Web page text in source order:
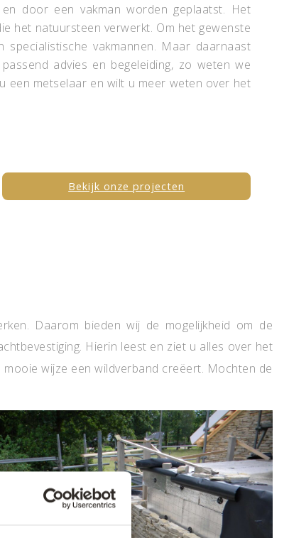
door een vakman worden geplaatst. Het
het natuursteen verwerkt. Om het gewenste
vakmannen. Maar daarnaast
advies en begeleiding, zo weten we
een metselaar en wilt u meer weten over het
Bekijk onze projecten
Daarom bieden wij de mogelijkheid om de
Hierin leest en ziet u alles over het
wijze een wildverband creëert. Mochten de